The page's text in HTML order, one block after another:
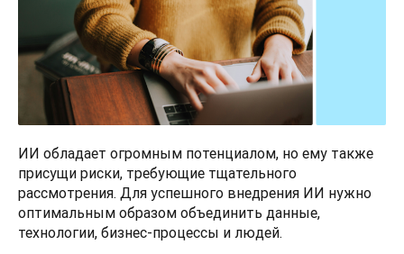
ИИ обладает огромным потенциалом, но ему также
присущи риски, требующие тщательного
рассмотрения. Для успешного внедрения ИИ нужно
оптимальным образом объединить данные,
технологии, бизнес-процессы и людей.